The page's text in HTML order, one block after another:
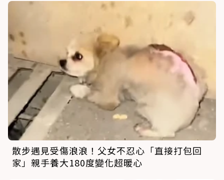
散步遇見受傷浪浪！父女不忍心「直接打包回
家」親手養大180度變化超暖心